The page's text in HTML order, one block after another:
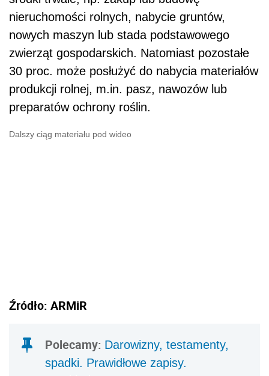
nieruchomości rolnych, nabycie gruntów,
nowych maszyn lub stada podstawowego
zwierząt gospodarskich. Natomiast pozostałe
30 proc. może posłużyć do nabycia materiałów
produkcji rolnej, m.in. pasz, nawozów lub
preparatów ochrony roślin.
Dalszy ciąg materiału pod wideo
Źródło: ARMiR
Polecamy: Darowizny, testamenty,
spadki. Prawidłowe zapisy.